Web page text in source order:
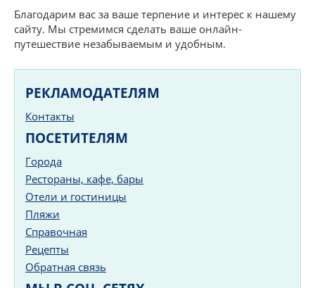
Благодарим вас за ваше терпение и интерес к нашему
сайту. Мы стремимся сделать ваше онлайн-
путешествие незабываемым и удобным.
РЕКЛАМОДАТЕЛЯМ
Контакты
ПОСЕТИТЕЛЯМ
Города
Рестораны, кафе, бары
Отели и гостиницы
Пляжи
Справочная
Рецепты
Обратная связь